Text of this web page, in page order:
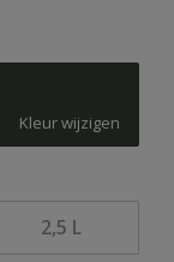
Kleur wijzigen
2,5 L